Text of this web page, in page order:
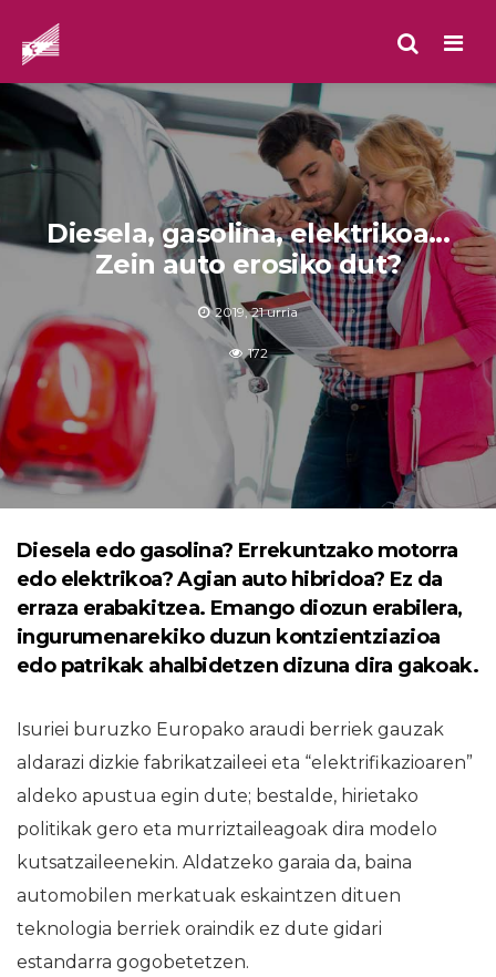
Diesela, gasolina, elektrikoa...
Zein auto erosiko dut?
2019, 21 urria
172
Diesela edo gasolina? Errekuntzako motorra
edo elektrikoa? Agian auto hibridoa? Ez da
erraza erabakitzea. Emango diozun erabilera,
ingurumenarekiko duzun kontzientziazioa
edo patrikak ahalbidetzen dizuna dira gakoak.
Isuriei buruzko Europako araudi berriek gauzak
aldarazi dizkie fabrikatzaileei eta “elektrifikazioaren”
aldeko apustua egin dute; bestalde, hirietako
politikak gero eta murriztaileagoak dira modelo
kutsatzaileenekin. Aldatzeko garaia da, baina
automobilen merkatuak eskaintzen dituen
teknologia berriek oraindik ez dute gidari
estandarra gogobetetzen.